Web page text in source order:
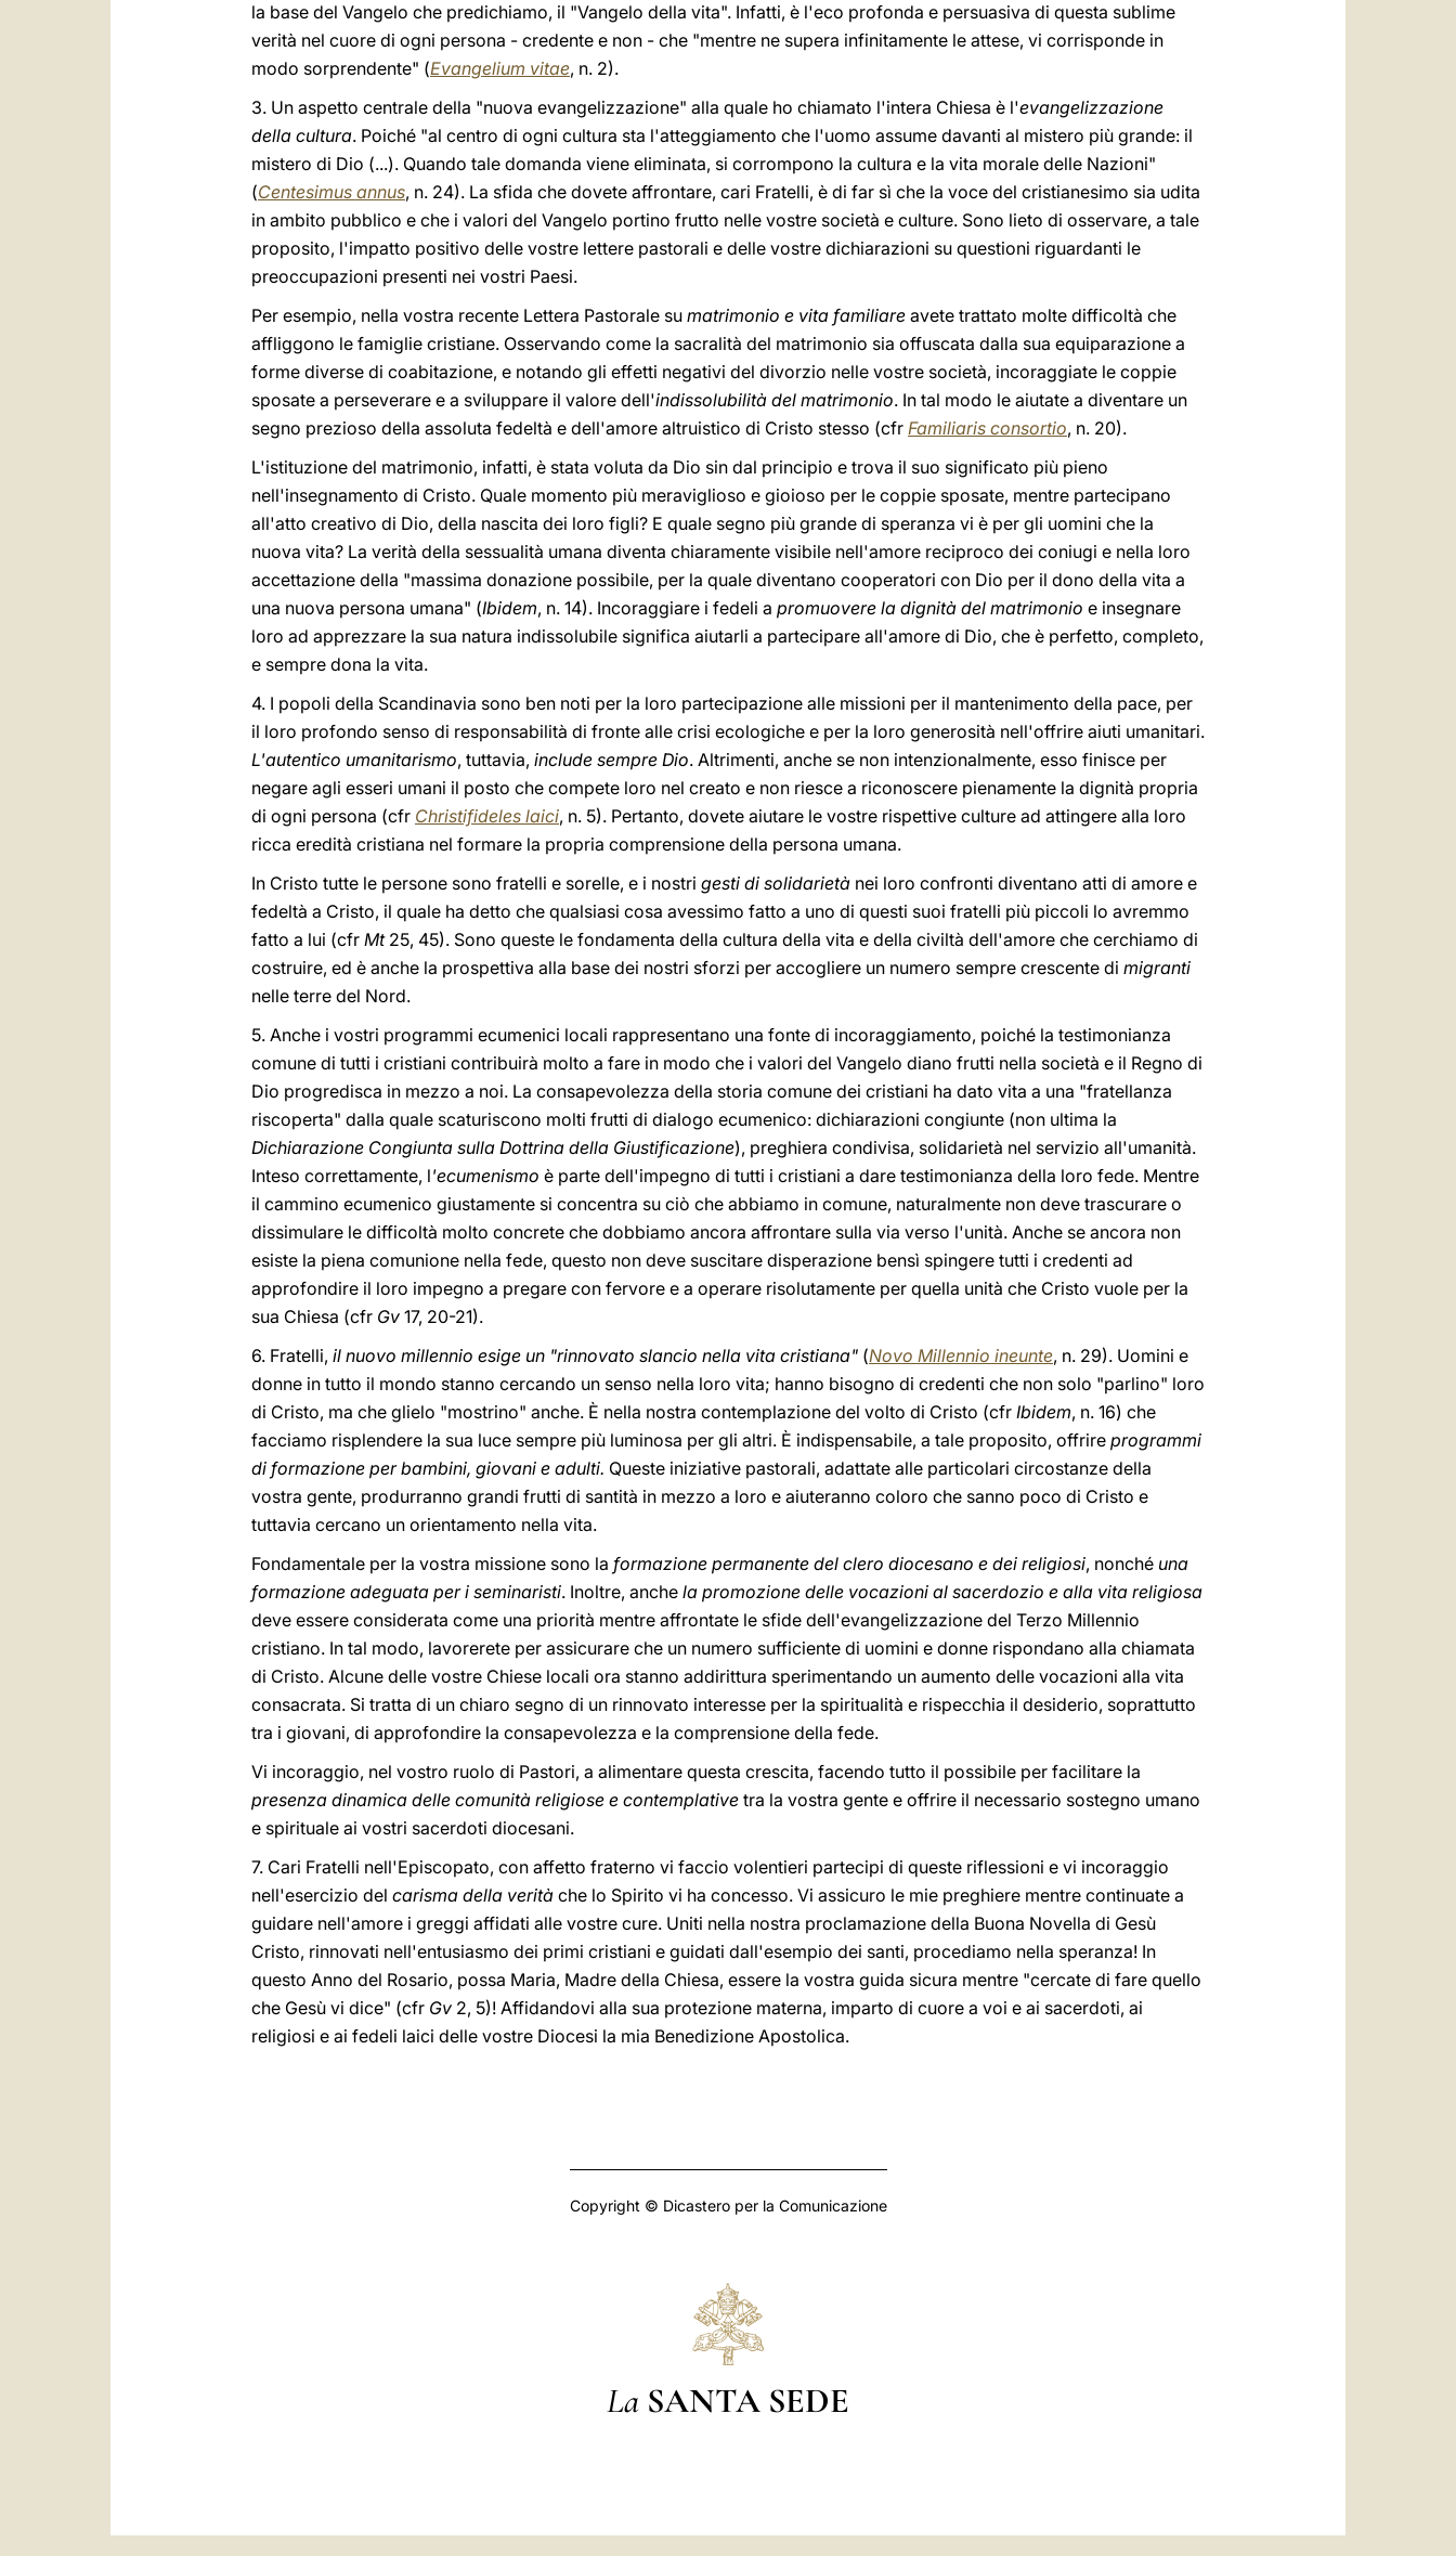
la base del Vangelo che predichiamo, il "Vangelo della vita". Infatti, è l'eco profonda e persuasiva di questa sublime
verità nel cuore di ogni persona - credente e non - che "mentre ne supera infinitamente le attese, vi corrisponde in
modo sorprendente" (Evangelium vitae, n. 2).
3. Un aspetto centrale della "nuova evangelizzazione" alla quale ho chiamato l'intera Chiesa è l'evangelizzazione
della cultura. Poiché "al centro di ogni cultura sta l'atteggiamento che l'uomo assume davanti al mistero più grande: il
mistero di Dio (...). Quando tale domanda viene eliminata, si corrompono la cultura e la vita morale delle Nazioni"
(Centesimus annus, n. 24). La sfida che dovete affrontare, cari Fratelli, è di far sì che la voce del cristianesimo sia udita
in ambito pubblico e che i valori del Vangelo portino frutto nelle vostre società e culture. Sono lieto di osservare, a tale
proposito, l'impatto positivo delle vostre lettere pastorali e delle vostre dichiarazioni su questioni riguardanti le
preoccupazioni presenti nei vostri Paesi.
Per esempio, nella vostra recente Lettera Pastorale su matrimonio e vita familiare avete trattato molte difficoltà che
affliggono le famiglie cristiane. Osservando come la sacralità del matrimonio sia offuscata dalla sua equiparazione a
forme diverse di coabitazione, e notando gli effetti negativi del divorzio nelle vostre società, incoraggiate le coppie
sposate a perseverare e a sviluppare il valore dell'indissolubilità del matrimonio. In tal modo le aiutate a diventare un
segno prezioso della assoluta fedeltà e dell'amore altruistico di Cristo stesso (cfr Familiaris consortio, n. 20).
L'istituzione del matrimonio, infatti, è stata voluta da Dio sin dal principio e trova il suo significato più pieno
nell'insegnamento di Cristo. Quale momento più meraviglioso e gioioso per le coppie sposate, mentre partecipano
all'atto creativo di Dio, della nascita dei loro figli? E quale segno più grande di speranza vi è per gli uomini che la
nuova vita? La verità della sessualità umana diventa chiaramente visibile nell'amore reciproco dei coniugi e nella loro
accettazione della "massima donazione possibile, per la quale diventano cooperatori con Dio per il dono della vita a
una nuova persona umana" (Ibidem, n. 14). Incoraggiare i fedeli a promuovere la dignità del matrimonio e insegnare
loro ad apprezzare la sua natura indissolubile significa aiutarli a partecipare all'amore di Dio, che è perfetto, completo,
e sempre dona la vita.
4. I popoli della Scandinavia sono ben noti per la loro partecipazione alle missioni per il mantenimento della pace, per
il loro profondo senso di responsabilità di fronte alle crisi ecologiche e per la loro generosità nell'offrire aiuti umanitari.
L'autentico umanitarismo, tuttavia, include sempre Dio. Altrimenti, anche se non intenzionalmente, esso finisce per
negare agli esseri umani il posto che compete loro nel creato e non riesce a riconoscere pienamente la dignità propria
di ogni persona (cfr Christifideles laici, n. 5). Pertanto, dovete aiutare le vostre rispettive culture ad attingere alla loro
ricca eredità cristiana nel formare la propria comprensione della persona umana.
In Cristo tutte le persone sono fratelli e sorelle, e i nostri gesti di solidarietà nei loro confronti diventano atti di amore e
fedeltà a Cristo, il quale ha detto che qualsiasi cosa avessimo fatto a uno di questi suoi fratelli più piccoli lo avremmo
fatto a lui (cfr Mt25, 45). Sono queste le fondamenta della cultura della vita e della civiltà dell'amore che cerchiamo di
costruire, ed è anche la prospettiva alla base dei nostri sforzi per accogliere un numero sempre crescente di migranti
nelle terre del Nord.
5. Anche i vostri programmi ecumenici locali rappresentano una fonte di incoraggiamento, poiché la testimonianza
comune di tutti i cristiani contribuirà molto a fare in modo che i valori del Vangelo diano frutti nella società e il Regno di
Dio progredisca in mezzo a noi. La consapevolezza della storia comune dei cristiani ha dato vita a una "fratellanza
riscoperta" dalla quale scaturiscono molti frutti di dialogo ecumenico: dichiarazioni congiunte (non ultima la
Dichiarazione Congiunta sulla Dottrina della Giustificazione), preghiera condivisa, solidarietà nel servizio all'umanità.
Inteso correttamente, l'ecumenismo è parte dell'impegno di tutti i cristiani a dare testimonianza della loro fede. Mentre
il cammino ecumenico giustamente si concentra su ciò che abbiamo in comune, naturalmente non deve trascurare o
dissimulare le difficoltà molto concrete che dobbiamo ancora affrontare sulla via verso l'unità. Anche se ancora non
esiste la piena comunione nella fede, questo non deve suscitare disperazione bensì spingere tutti i credenti ad
approfondire il loro impegno a pregare con fervore e a operare risolutamente per quella unità che Cristo vuole per la
sua Chiesa (cfr Gv 17, 20-21).
6. Fratelli, il nuovo millennio esige un "rinnovato slancio nella vita cristiana" (Novo Millennio ineunte, n. 29). Uomini e
donne in tutto il mondo stanno cercando un senso nella loro vita; hanno bisogno di credenti che non solo "parlino" loro
di Cristo, ma che glielo "mostrino" anche. È nella nostra contemplazione del volto di Cristo (cfr Ibidem, n. 16) che
facciamo risplendere la sua luce sempre più luminosa per gli altri. È indispensabile, a tale proposito, offrire programmi
di formazione per bambini, giovani e adulti. Queste iniziative pastorali, adattate alle particolari circostanze della
vostra gente, produrranno grandi frutti di santità in mezzo a loro e aiuteranno coloro che sanno poco di Cristo e
tuttavia cercano un orientamento nella vita.
Fondamentale per la vostra missione sono la formazione permanente del clero diocesano e dei religiosi, nonché una
formazione adeguata per i seminaristi. Inoltre, anche la promozione delle vocazioni al sacerdozio e alla vita religiosa
deve essere considerata come una priorità mentre affrontate le sfide dell'evangelizzazione del Terzo Millennio
cristiano. In tal modo, lavorerete per assicurare che un numero sufficiente di uomini e donne rispondano alla chiamata
di Cristo. Alcune delle vostre Chiese locali ora stanno addirittura sperimentando un aumento delle vocazioni alla vita
consacrata. Si tratta di un chiaro segno di un rinnovato interesse per la spiritualità e rispecchia il desiderio, soprattutto
tra i giovani, di approfondire la consapevolezza e la comprensione della fede.
Vi incoraggio, nel vostro ruolo di Pastori, a alimentare questa crescita, facendo tutto il possibile per facilitare la
presenza dinamica delle comunità religiose e contemplative tra la vostra gente e offrire il necessario sostegno umano
e spirituale ai vostri sacerdoti diocesani.
7. Cari Fratelli nell'Episcopato, con affetto fraterno vi faccio volentieri partecipi di queste riflessioni e vi incoraggio
nell'esercizio del carisma della verità che lo Spirito vi ha concesso. Vi assicuro le mie preghiere mentre continuate a
guidare nell'amore i greggi affidati alle vostre cure. Uniti nella nostra proclamazione della Buona Novella di Gesù
Cristo, rinnovati nell'entusiasmo dei primi cristiani e guidati dall'esempio dei santi, procediamo nella speranza! In
questo Anno del Rosario, possa Maria, Madre della Chiesa, essere la vostra guida sicura mentre "cercate di fare quello
che Gesù vi dice" (cfr Gv 2, 5)! Affidandovi alla sua protezione materna, imparto di cuore a voi e ai sacerdoti, ai
religiosi e ai fedeli laici delle vostre Diocesi la mia Benedizione Apostolica.
Copyright © Dicastero per la Comunicazione
La SANTA SEDE